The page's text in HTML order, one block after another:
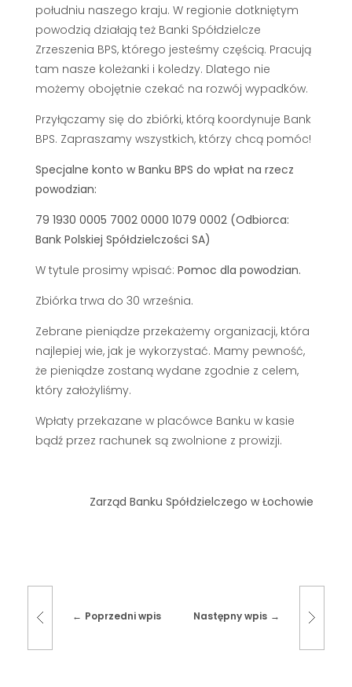
południu naszego kraju. W regionie dotkniętym
powodzią działają też Banki Spółdzielcze
Zrzeszenia BPS, którego jesteśmy częścią. Pracują
tam nasze koleżanki i koledzy. Dlatego nie
możemy obojętnie czekać na rozwój wypadków.
Przyłączamy się do zbiórki, którą koordynuje Bank
BPS. Zapraszamy wszystkich, którzy chcą pomóc!
Specjalne konto w Banku BPS do wpłat na rzecz
powodzian:
79 1930 0005 7002 0000 1079 0002 (Odbiorca:
Bank Polskiej Spółdzielczości SA)
W tytule prosimy wpisać: Pomoc dla powodzian.
Zbiórka trwa do 30 września.
Zebrane pieniądze przekażemy organizacji, która
najlepiej wie, jak je wykorzystać. Mamy pewność,
że pieniądze zostaną wydane zgodnie z celem,
który założyliśmy.
Wpłaty przekazane w placówce Banku w kasie
bądź przez rachunek są zwolnione z prowizji.
Zarząd Banku Spółdzielczego w Łochowie
Poprzedni wpis Następny wpis